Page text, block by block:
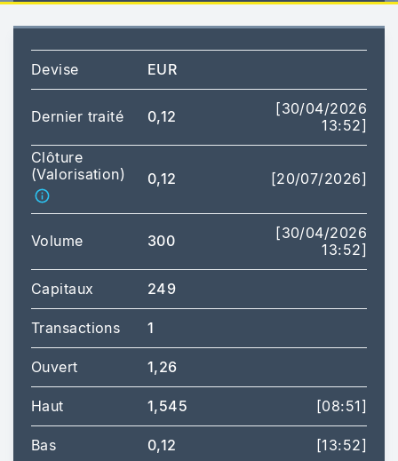
Devise EUR
Dernier traité 0,12
[30/04/2026
13:52]
Clôture
(Valorisation)
0,12 [20/07/2026]
Volume 300
[30/04/2026
13:52]
Capitaux 249
Transactions 1
Ouvert 1,26
Haut 1,545 [08:51]
Bas 0,12
[13:52]